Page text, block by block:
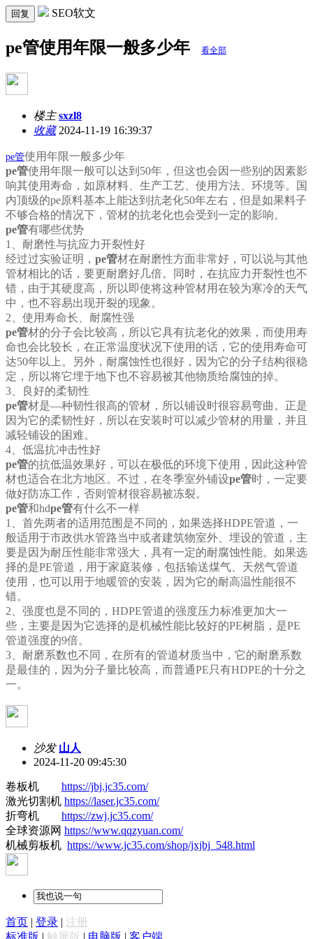
回复 SEO软文
pe管使用年限一般多少年 看全部
楼主 sxzl8
收藏2024-11-19 16:39:37
pe管使用年限一般多少年
pe管使用年限一般可以达到50年，但这也会因一些别的因素影
响其使用寿命，如原材料、生产工艺、使用方法、环境等。国
内顶级的pe原料基本上能达到抗老化50年左右，但是如果料子
不够合格的情况下，管材的抗老化也会受到一定的影响。
pe管有哪些优势
1、耐磨性与抗应力开裂性好
经过过实验证明， pe管材在耐磨性方面非常好，可以说与其他
管材相比的话，要更耐磨好几倍。同时，在抗应力开裂性也不
错，由于其硬度高，所以即使将这种管材用在较为寒冷的天气
中，也不容易出现开裂的现象。
2、使用寿命长、耐腐性强
pe管材的分子会比较高，所以它具有抗老化的效果，而使用寿
命也会比较长，在正常温度状况下使用的话，它的使用寿命可
达50年以上。另外，耐腐蚀性也很好，因为它的分子结构很稳
定，所以将它埋于地下也不容易被其他物质给腐蚀的掉。
3、良好的柔韧性
pe管材是—种韧性很高的管材，所以铺设时很容易弯曲。正是
因为它的柔韧性好，所以在安装时可以减少管材的用量，并且
减轻铺设的困难。
4、低温抗冲击性好
pe管的抗低温效果好，可以在极低的环境下使用，因此这种管
材也适合在北方地区。不过，在冬季室外铺设pe管时，一定要
做好防冻工作，否则管材很容易被冻裂。
pe管和hdpe管有什么不一样
1、首先两者的适用范围是不同的，如果选择HDPE管道，一
般适用于市政供水管路当中或者建筑物室外、埋设的管道，主
要是因为耐压性能非常强大，具有一定的耐腐蚀性能。如果选
择的是PE管道，用于家庭装修，包括输送煤气、天然气管道
使用，也可以用于地暖管的安装，因为它的耐高温性能很不
错。
2、强度也是不同的，HDPE管道的强度压力标准更加大一
些，主要是因为它选择的是机械性能比较好的PE树脂，是PE
管道强度的9倍。
3、耐磨系数也不同，在所有的管道材质当中，它的耐磨系数
是最佳的，因为分子量比较高，而普通PE只有HDPE的十分之
一。
沙发 山人
2024-11-20 09:45:30
卷板机 https://jbj.jc35.com/
激光切割机 https://laser.jc35.com/
折弯机 https://zwj.jc35.com/
全球资源网 https://www.qqzyuan.com/
机械剪板机 https://www.jc35.com/shop/jxjbj_548.html
首页 | 登录 | 注册
标准版 | 触屏版 | 电脑版 | 客户端